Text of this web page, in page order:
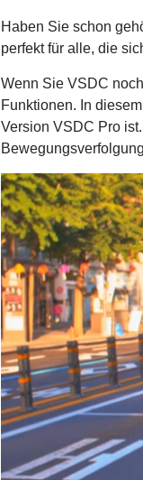
Haben Sie schon
perfekt für alle, die
Wenn Sie VSDC
Funktionen. In
Version VSDC Pro